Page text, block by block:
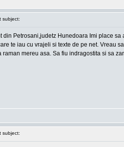
subject:
din Petrosani,judetz Hunedoara Imi place
te iau cu vrajeli si texte de pe net. Vreau
mereu asa. Sa fiu indragostita si sa
subject: